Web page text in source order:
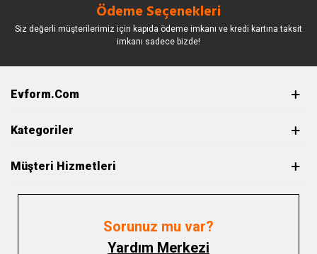
Ödeme Seçenekleri
Siz değerli müşterilerimiz için kapıda ödeme imkanı ve kredi kartına taksit
imkanı sadece bizde!
Evform.com
Kategoriler
Müşteri Hizmetleri
Sorunuz mu var?
Yardım Merkezi